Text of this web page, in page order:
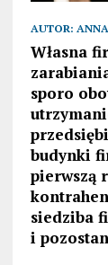
AUTOR:
Własna
sporo
budynki
pierwszą
siedziba
i